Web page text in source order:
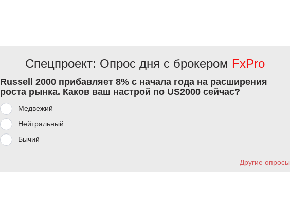
Спецпроект: Опрос дня с брокером FxPro
Russell 2000 прибавляет 8% с начала года на расширения
роста рынка. Каков ваш настрой по US2000 сейчас?
Медвежий
Нейтральный
Бычий
Другие опросы